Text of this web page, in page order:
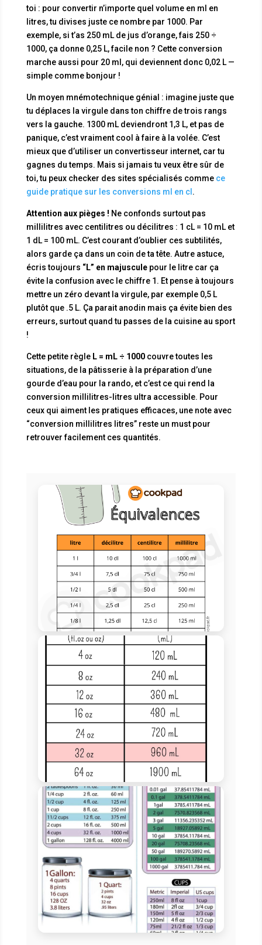
toi : pour convertir n’importe quel volume en ml en
litres, tu divises juste ce nombre par 1000. Par
exemple, si t’as 250 mL de jus d’orange, fais 250 ÷
1000, ça donne 0,25 L, facile non ? Cette conversion
marche aussi pour 20 ml, qui deviennent donc 0,02 L —
simple comme bonjour !
Un moyen mnémotechnique génial : imagine juste que
tu déplaces la virgule dans ton chiffre de trois rangs
vers la gauche. 1300 mL deviendront 1,3 L, et pas de
panique, c’est vraiment cool à faire à la volée. C’est
mieux que d’utiliser un convertisseur internet, car tu
gagnes du temps. Mais si jamais tu veux être sûr de
toi, tu peux checker des sites spécialisés comme ce
guide pratique sur les conversions ml en cl .
Attention aux pièges ! Ne confonds surtout pas
millilitres avec centilitres ou décilitres : 1 cL = 10 mL et
1 dL = 100 mL. C’est courant d’oublier ces subtilités,
alors garde ça dans un coin de ta tête. Autre astuce,
écris toujours “L” en majusculepour le litre car ça
évite la confusion avec le chiffre 1. Et pense à toujours
mettre un zéro devant la virgule, par exemple 0,5 L
plutôt que .5 L. Ça parait anodin mais ça évite bien des
erreurs, surtout quand tu passes de la cuisine au sport
!
Cette petite règle L = mL ÷ 1000couvre toutes les
situations, de la pâtisserie à la préparation d’une
gourde d’eau pour la rando, et c’est ce qui rend la
conversion millilitres-litres ultra accessible. Pour
ceux qui aiment les pratiques efficaces, une note avec
“conversion millilitres litres” reste un must pour
retrouver facilement ces quantités.